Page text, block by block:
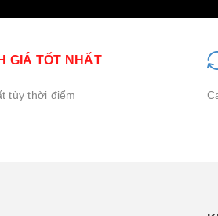
GIÁ TỐT NHẤT
tùy thời điểm